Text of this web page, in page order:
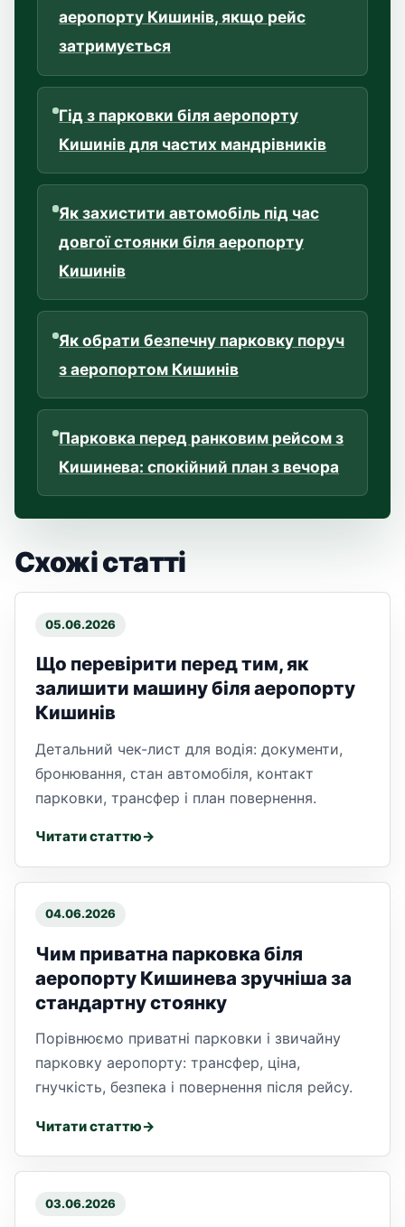
аеропорту Кишинів, якщо рейс
затримується
Гід з парковки біля аеропорту
Кишинів для частих мандрівників
Як захистити автомобіль під час
довгої стоянки біля аеропорту
Кишинів
Як обрати безпечну парковку поруч
з аеропортом Кишинів
Парковка перед ранковим рейсом з
Кишинева: спокійний план з вечора
Схожі статті
05.06.2026
Що перевірити перед тим, як
залишити машину біля аеропорту
Кишинів
Детальний чек-лист для водія: документи,
бронювання, стан автомобіля, контакт
парковки, трансфер і план повернення.
Читати статтю
04.06.2026
Чим приватна парковка біля
аеропорту Кишинева зручніша за
стандартну стоянку
Порівнюємо приватні парковки і звичайну
парковку аеропорту: трансфер, ціна,
гнучкість, безпека і повернення після рейсу.
Читати статтю
03.06.2026